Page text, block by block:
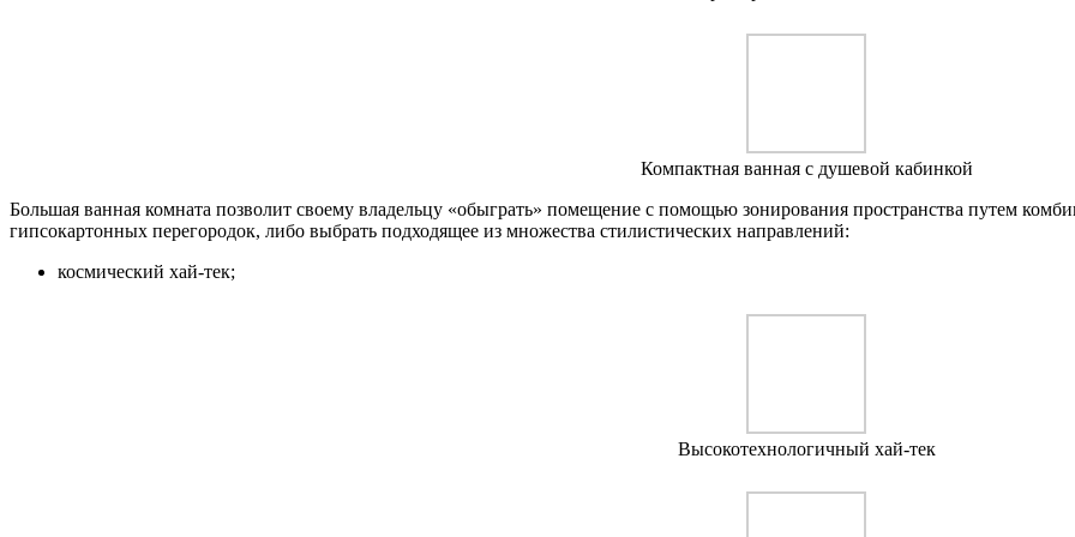
Компактная ванная с душевой кабинкой
Большая ванная комната позволит своему владельцу «обыграть» помещение с помощью зонирования пространства путем
гипсокартонных перегородок, либо выбрать подходящее из множества стилистических направлений:
космический хай-тек;
Высокотехнологичный хай-тек